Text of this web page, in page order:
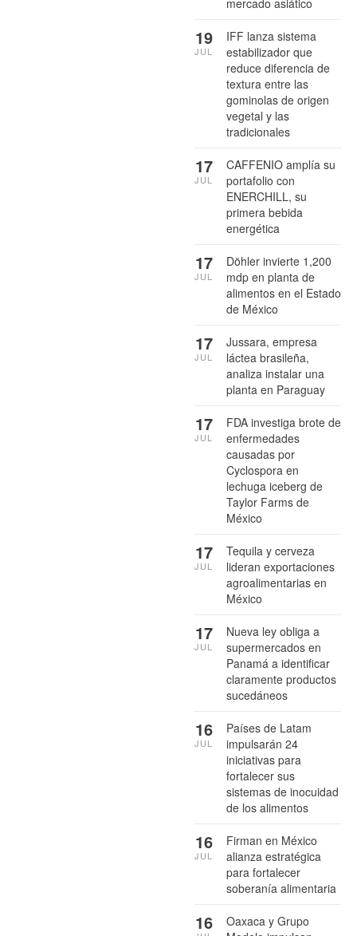
IFF lanza sistema
estabilizador que
reduce diferencia de
textura entre las
gominolas de origen
vegetal y las
tradicionales
19
JUL
CAFFENIO amplía su
portafolio con
ENERCHILL, su
primera bebida
energética
17
JUL
Döhler invierte 1,200
mdp en planta de
alimentos en el Estado
de México
17
JUL
Jussara, empresa
láctea brasileña,
analiza instalar una
planta en Paraguay
17
JUL
FDA investiga brote de
enfermedades
causadas por
Cyclospora en
lechuga iceberg de
Taylor Farms de
México
17
JUL
Tequila y cerveza
lideran exportaciones
agroalimentarias en
México
17
JUL
Nueva ley obliga a
supermercados en
Panamá a identificar
claramente productos
sucedáneos
17
JUL
Países de Latam
impulsarán 24
iniciativas para
fortalecer sus
sistemas de inocuidad
de los alimentos
16
JUL
Firman en México
alianza estratégica
para fortalecer
soberanía alimentaria
16
JUL
Oaxaca y Grupo
16